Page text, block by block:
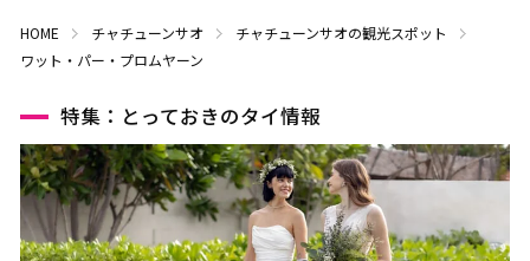
HOME チャチューンサオ
チャチューンサオの観光スポット
ワット・パー・プロムヤーン
特集：とっておきのタイ情報